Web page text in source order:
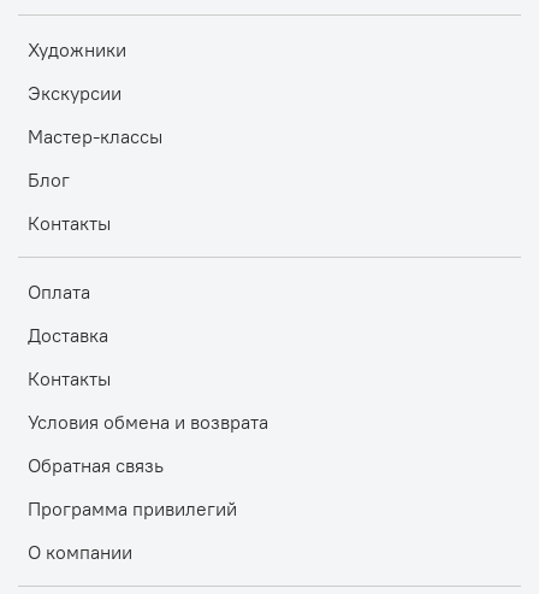
Художники
Экскурсии
Мастер-классы
Блог
Контакты
Оплата
Доставка
Контакты
Условия обмена и возврата
Обратная связь
Программа привилегий
О компании